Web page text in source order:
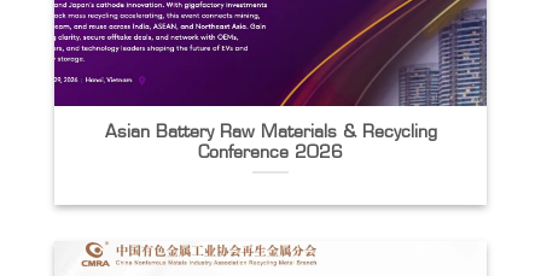
Asian Battery Raw Materials & Recycling
Conference 2026